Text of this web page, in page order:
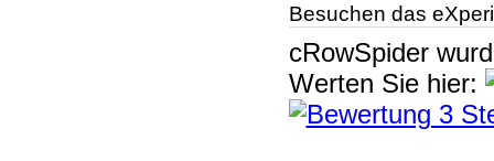
Besuchen das
cRowSpider
Werten Sie hier: